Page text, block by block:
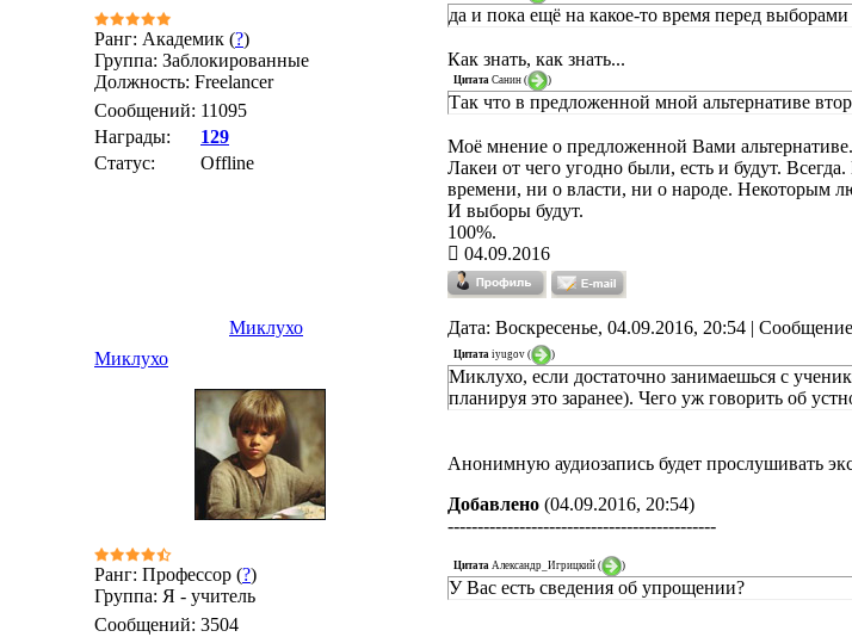
Ранг: Академик (?)
Группа: Заблокированные
Должность: Freelancer
Сообщений: 11095
Награды:
129
Статус:
Offline
да и пока ещё на какое-то время перед
Как знать, как знать...
Цитата Санин ( )
Так что в предложенной мной альтернативе
Моё мнение о предложенной Вами альтернативе.
Лакеи от чего угодно были, есть и будут.
времени, ни о власти, ни о народе. Некоторым
И выборы будут.
100%.
04.09.2016
Миклухо Дата: Воскресенье, 04.09.2016, 20:54 |
Миклухо
Ранг: Профессор (?)
Группа: Я - учитель
Сообщений: 3504
Цитата iyugov ( )
Миклухо, если достаточно занимаешься с
планируя это заранее). Чего уж говорить об
Анонимную аудиозапись будет прослушивать
Добавлено (04.09.2016, 20:54)
---------------------------------------------
Цитата Александр_Игрицкий ( )
У Вас есть сведения об упрощении?